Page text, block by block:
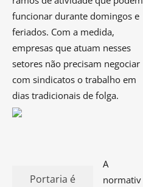
funcionar durante domingos e
feriados. Com a medida,
empresas que atuam nesses
setores não precisam negociar
com sindicatos o trabalho em
dias tradicionais de folga.
Portaria é
A
normativ